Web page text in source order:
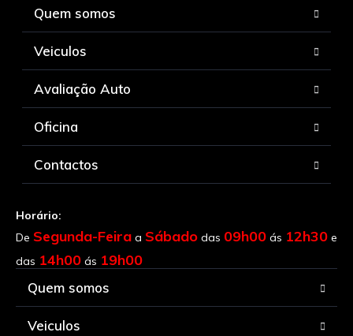
Quem somos
Veiculos
Avaliação Auto
Oficina
Contactos
Horário:
De Segunda-Feira a Sábado das 09h00 ás 12h30 e
das 14h00 ás 19h00
Quem somos
Veiculos